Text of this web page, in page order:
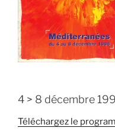
4 > 8 décembre
Téléchargez le